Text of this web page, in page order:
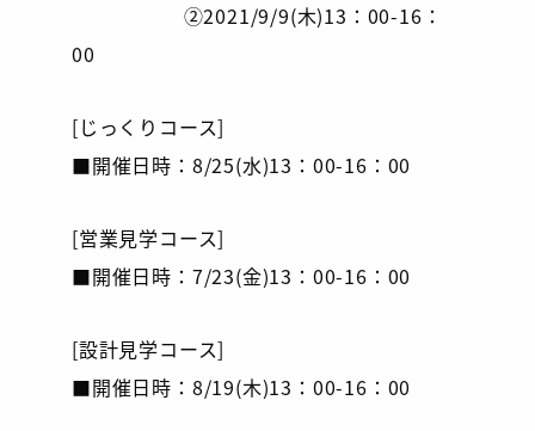
②2021/9/9(木)13：00-16：
00
[じっくりコース]
■開催日時：8/25(水)13：00-16：00
[営業見学コース]
■開催日時：7/23(金)13：00-16：00
[設計見学コース]
■開催日時：8/19(木)13：00-16：00